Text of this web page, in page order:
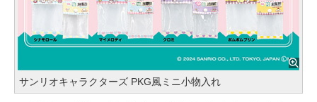
サンリオキャラクターズ PKG風ミニ小物入れ